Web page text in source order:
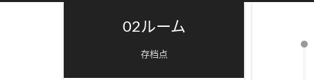
02ルーム
存档点